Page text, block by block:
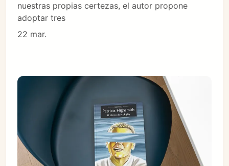
nuestras propias certezas, el autor propone
adoptar tres
22 mar.